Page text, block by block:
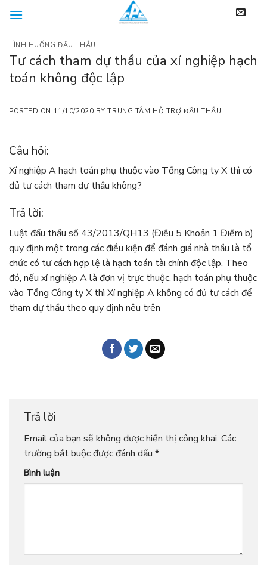
TÌNH HUỐNG ĐẤU THẦU
Tư cách tham dự thầu của xí nghiệp hạch
toán không độc lập
POSTED ON 11/10/2020 BYTRUNG TÂM HỖ TRỢ ĐẤU THẦU
Câu hỏi:
Xí nghiệp A hạch toán phụ thuộc vào Tổng Công ty X thì có
đủ tư cách tham dự thầu không?
Trả lời:
Luật đấu thầu số 43/2013/QH13 (Điều 5 Khoản 1 Điểm b)
quy định một trong các điều kiện để đánh giá nhà thầu là tổ
chức có tư cách hợp lệ là hạch toán tài chính độc lập. Theo
đó, nếu xí nghiệp A là đơn vị trực thuộc, hạch toán phụ thuộc
vào Tổng Công ty X thì Xí nghiệp A không có đủ tư cách để
tham dự thầu theo quy định nêu trên
Trả lời
Email của bạn sẽ không được hiển thị công khai. Các
trường bắt buộc được đánh dấu *
Bình luận